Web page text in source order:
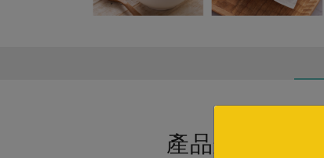
產品規格(*為